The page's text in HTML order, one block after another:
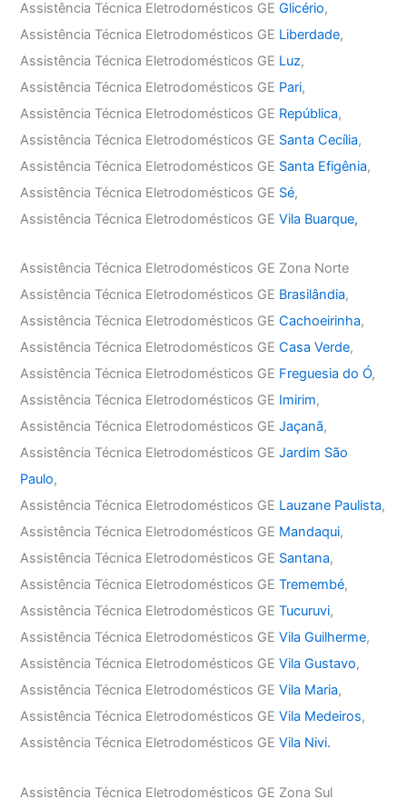
Assistência Técnica Eletrodomésticos GEGlicério,
Assistência Técnica Eletrodomésticos GE Liberdade,
Assistência Técnica Eletrodomésticos GE Luz,
Assistência Técnica Eletrodomésticos GE Pari,
Assistência Técnica Eletrodomésticos GE República,
Assistência Técnica Eletrodomésticos GE Santa Cecília,
Assistência Técnica Eletrodomésticos GE Santa Efigênia,
Assistência Técnica Eletrodomésticos GE Sé,
Assistência Técnica Eletrodomésticos GEVila Buarque,
Assistência Técnica Eletrodomésticos GE Zona Norte
Assistência Técnica Eletrodomésticos GE Brasilândia,
Assistência Técnica Eletrodomésticos GECachoeirinha,
Assistência Técnica Eletrodomésticos GECasa Verde,
Assistência Técnica Eletrodomésticos GE Freguesia do Ó,
Assistência Técnica Eletrodomésticos GE Imirim,
Assistência Técnica Eletrodomésticos GEJaçanã,
Assistência Técnica Eletrodomésticos GEJardim São
Paulo,
Assistência Técnica Eletrodomésticos GE Lauzane Paulista,
Assistência Técnica Eletrodomésticos GE Mandaqui,
Assistência Técnica Eletrodomésticos GE Santana,
Assistência Técnica Eletrodomésticos GETremembé,
Assistência Técnica Eletrodomésticos GETucuruvi,
Assistência Técnica Eletrodomésticos GEVila Guilherme,
Assistência Técnica Eletrodomésticos GEVila Gustavo,
Assistência Técnica Eletrodomésticos GEVila Maria,
Assistência Técnica Eletrodomésticos GEVila Medeiros,
Assistência Técnica Eletrodomésticos GEVila Nivi.
Assistência Técnica Eletrodomésticos GE Zona Sul